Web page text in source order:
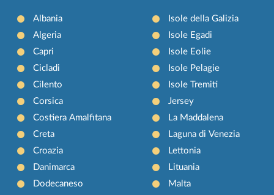
Albania
Algeria
Capri
Cicladi
Cilento
Corsica
Costiera Amalfitana
Creta
Croazia
Danimarca
Dodecaneso
Isole della Galizia
Isole Egadi
Isole Eolie
Isole Pelagie
Isole Tremiti
Jersey
La Maddalena
Laguna di Venezia
Lettonia
Lituania
Malta